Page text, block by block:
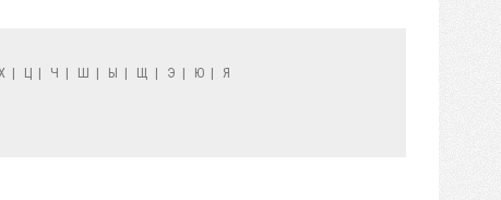
| Ц | Ч | Ш | Ы | Щ | Э | Ю | Я